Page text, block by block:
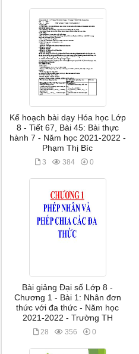
Kế hoạch bài dạy Hóa học Lớp
8 - Tiết 67, Bài 45: Bài thực
hành 7 - Năm học 2021-2022 -
Phạm Thị Bíc
3 384 0
Bài giảng Đại số Lớp 8 -
Chương 1 - Bài 1: Nhân đơn
thức với đa thức - Năm học
2021-2022 - Trường TH
28 356 0